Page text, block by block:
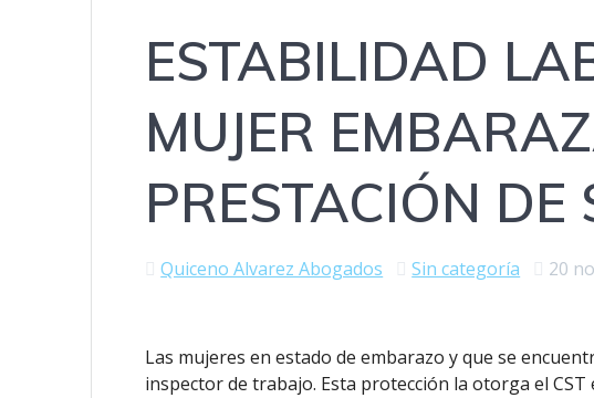
ESTABILIDAD
MUJER
PRESTACIÓN DE
Quiceno Alvarez Abogados Sin categoría 20
Las mujeres en estado de embarazo y que se
inspector de trabajo. Esta protección la otorga el